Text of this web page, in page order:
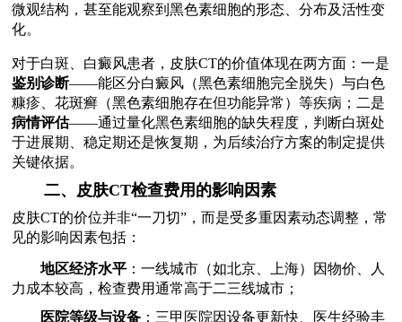
微观结构，甚至能观察到黑色素细胞的形态、分布及活性变
化。
对于白斑、白癜风患者，皮肤CT的价值体现在两方面：一是
鉴别诊断——能区分白癜风（黑色素细胞完全脱失）与白色
糠疹、花斑癣（黑色素细胞存在但功能异常）等疾病；二是
病情评估——通过量化黑色素细胞的缺失程度，判断白斑处
于进展期、稳定期还是恢复期，为后续治疗方案的制定提供
关键依据。
二、皮肤CT检查费用的影响因素
皮肤CT的价位并非“一刀切”，而是受多重因素动态调整，常
见的影响因素包括：
地区经济水平 ：一线城市（如北京、上海）因物价、人
力成本较高，检查费用通常高于二三线城市；
医院等级与设备 ：三甲医院因设备更新快、医生经验丰